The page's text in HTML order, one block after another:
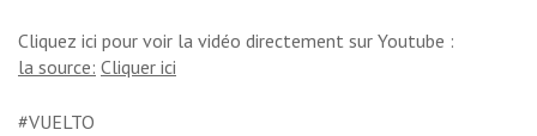
Cliquez ici pour voir la vidéo directement sur Youtube :
la source: Cliquer ici
#VUELTO